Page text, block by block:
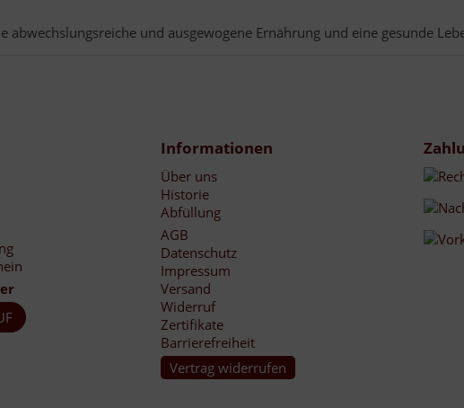
und ausgewogene Ernährung und eine gesunde
Informationen
Über uns
Historie
Abfüllung
AGB
Datenschutz
Impressum
Versand
Widerruf
Zertifikate
Barrierefreiheit
Vertrag widerrufen